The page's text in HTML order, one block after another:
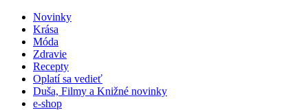
Novinky
Krása
Móda
Zdravie
Recepty
Oplatí sa vedieť
Duša, Filmy a Knižné novinky
e-shop